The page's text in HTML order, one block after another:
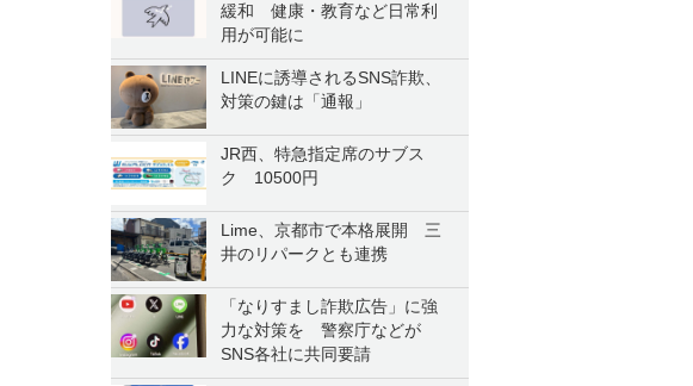
緩和 健康・教育など日常利
用が可能に
LINEに誘導されるSNS詐欺、
対策の鍵は「通報」
JR西、特急指定席のサブス
ク 10500円
Lime、京都市で本格展開 三
井のリパークとも連携
「なりすまし詐欺広告」に強
力な対策を 警察庁などが
SNS各社に共同要請